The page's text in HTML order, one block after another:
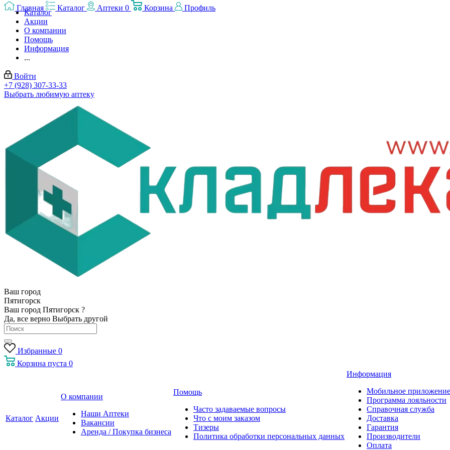
Каталог
Акции
О компании
Помощь
Информация
...
Войти
+7 (928) 307-33-33
Выбрать любимую аптеку
Ваш город
Пятигорск
Ваш город Пятигорск ?
Да, все верно Выбрать другой
Избранные 0
Корзина пуста 0
Каталог Акции
О компании
Наши Аптеки
Вакансии
Аренда / Покупка бизнеса
Помощь
Часто задаваемые вопросы
Что с моим заказом
Тизеры
Политика обработки персональных данных
Информация
Мобильное приложение
Программа лояльности
Справочная служба
Доставка
Гарантия
Производители
Оплата
Главная Каталог Аптеки 0 Корзина Профиль